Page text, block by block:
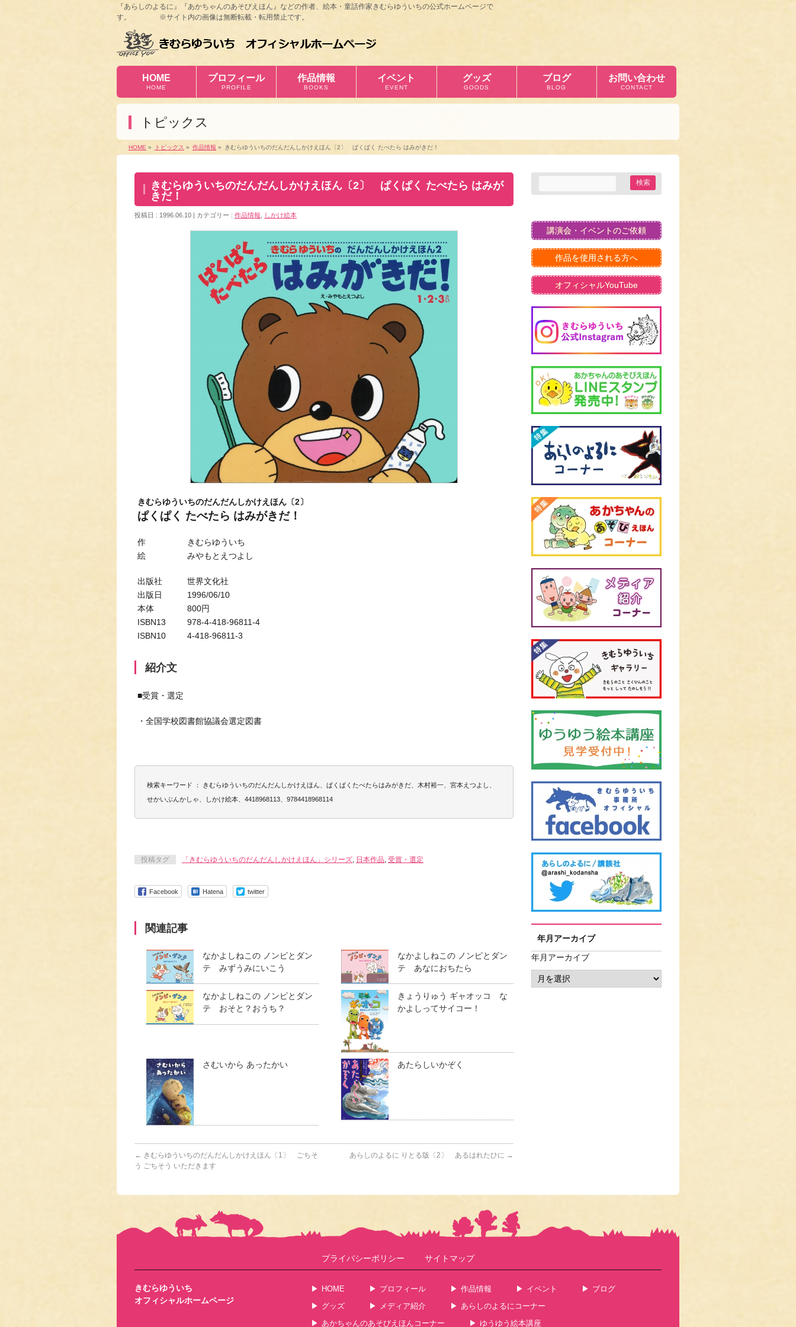
『あらしのよるに』『あかちゃんのあそびえほん』などの作者、絵本・童話作家きむらゆういちの公式ホームページで
す。 ※サイト内の画像は無断転載・転用禁止です。
HOME
HOME
プロフィール
PROFILE
作品情報
BOOKS
イベント
EVENT
グッズ
GOODS
ブログ
BLOG
お問い合わせ
CONTACT
トピックス
HOME » トピックス » 作品情報 » きむらゆういちのだんだんしかけえほん〔2〕 ぱくぱく たべたら はみがきだ！
きむらゆういちのだんだんしかけえほん〔2〕 ぱくぱく たべたら はみが
きだ！
投稿日 : 1996.06.10 カテゴリー : 作品情報 しかけ絵本
きむらゆういちのだんだんしかけえほん〔2〕
ぱくぱく たべたら はみがきだ！
作 きむらゆういち
絵 みやもとえつよし
出版社 世界文化社
出版日 1996/06/10
本体 800円
ISBN13 978-4-418-96811-4
ISBN10 4-418-96811-3
紹介文
■受賞・選定
・全国学校図書館協議会選定図書
検索キーワード ： きむらゆういちのだんだんしかけえほん、ぱくぱくたべたらはみがきだ、木村裕一、宮本えつよし、
せかいぶんかしゃ、しかけ絵本、4418968113、9784418968114
投稿タグ 「きむらゆういちのだんだんしかけえほん」シリーズ, 日本作品, 受賞・選定
Facebook Hatena twitter
関連記事
なかよしねこの ノンピとダン
テ みずうみにいこう
なかよしねこの ノンピとダン
テ あなにおちたら
なかよしねこの ノンピとダン
テ おそと？おうち？
きょうりゅう ギャオッコ な
かよしってサイコー！
さむいから あったかい あたらしいかぞく
← きむらゆういちのだんだんしかけえほん〔1〕 ごちそ
う ごちそう いただきます
あらしのよるに りとる版〔2〕 あるはれたひに →
講演会・イベントのご依頼
作品を使用される方へ
オフィシャルYouTube
年月アーカイブ
年月アーカイブ
プライバシーポリシー サイトマップ
きむらゆういち
オフィシャルホームページ
HOME プロフィール 作品情報 イベント
ブログ
グッズ
メディア紹介
あらしのよるにコーナー
あかちゃんのあそびえほんコーナー
ゆうゆう絵本講座